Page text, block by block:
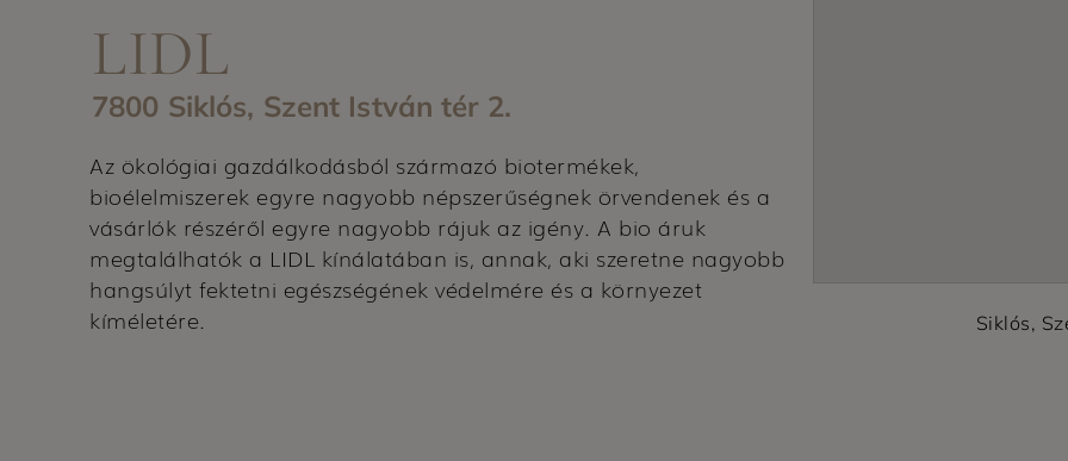
LIDL
7800 Siklós, Szent István tér 2.
Az ökológiai gazdálkodásból származó biotermékek,
bioélelmiszerek egyre nagyobb népszerűségnek örvendenek és a
vásárlók részéről egyre nagyobb rájuk az igény. A bio áruk
megtalálhatók a LIDL kínálatában is, annak, aki szeretne nagyobb
hangsúlyt fektetni egészségének védelmére és a környezet
kíméletére.
Siklós,